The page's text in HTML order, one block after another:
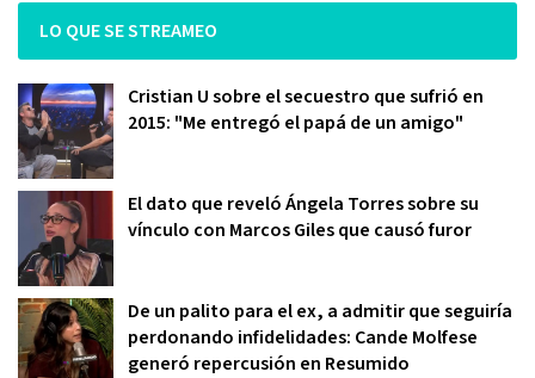
LO QUE SE STREAMEO
Cristian U sobre el secuestro que sufrió en
2015: "Me entregó el papá de un amigo"
El dato que reveló Ángela Torres sobre su
vínculo con Marcos Giles que causó furor
De un palito para el ex, a admitir que seguiría
perdonando infidelidades: Cande Molfese
generó repercusión en Resumido